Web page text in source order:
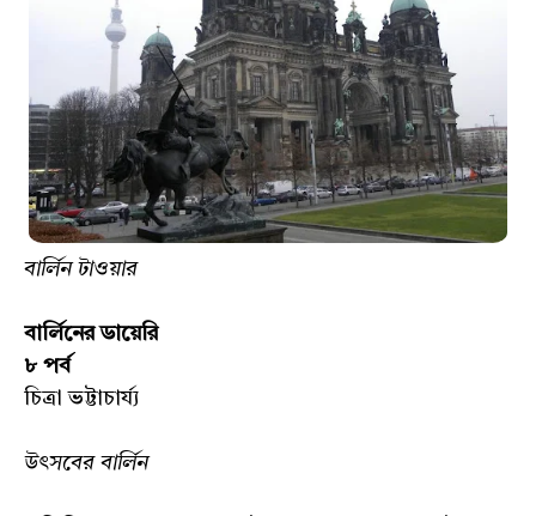
বার্লিন টাওয়ার
বার্লিনের ডায়েরি
৮ পর্ব
চিত্রা ভট্টাচার্য্য
উৎসবের বার্লিন